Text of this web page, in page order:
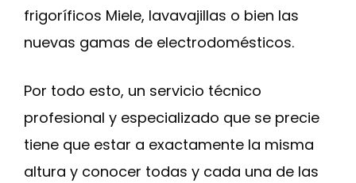
frigoríficos Miele, lavavajillas o bien las
nuevas gamas de electrodomésticos.
Por todo esto, un servicio técnico
profesional y especializado que se precie
tiene que estar a exactamente la misma
altura y conocer todas y cada una de las